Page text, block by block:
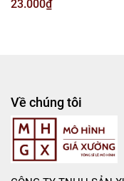
23.000₫
Về chúng tôi